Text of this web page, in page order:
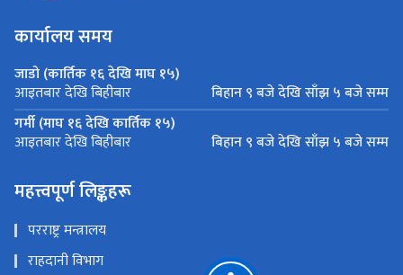
कार्यालय समय
जाडो (कार्तिक १६ देखि माघ १५)
आइतबार देखि बिहीबार
बिहान ९ बजे देखि साँझ ५ बजे सम्म
गर्मी (माघ १६ देखि कार्तिक १५)
आइतबार देखि बिहीबार बिहान ९ बजे देखि साँझ ५ बजे सम्म
महत्त्वपूर्ण लिङ्कहरू
परराष्ट्र मन्त्रालय
राहदानी विभाग